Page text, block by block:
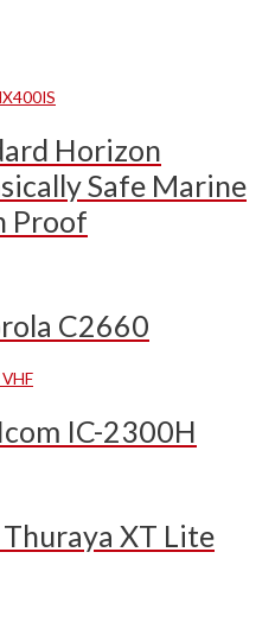
Horizon
Safe Marine
Proof
C2660
IC-2300H
XT Lite